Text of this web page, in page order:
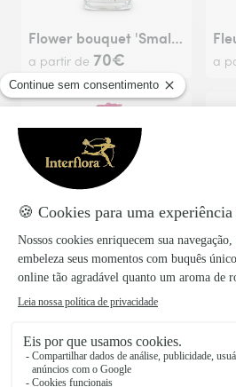
Flower bouquet 'Small but Yours'
a partir de 70€ a
Flower bouquet 'Sweet Bloom'
a partir de72€